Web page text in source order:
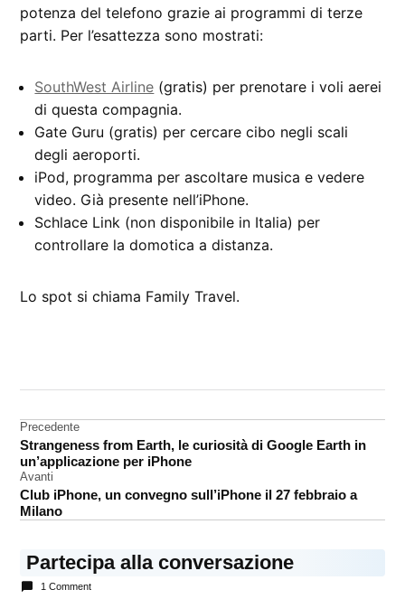
potenza del telefono grazie ai programmi di terze
parti. Per l’esattezza sono mostrati:
SouthWest Airline (gratis) per prenotare i voli aerei
di questa compagnia.
Gate Guru (gratis) per cercare cibo negli scali
degli aeroporti.
iPod, programma per ascoltare musica e vedere
video. Già presente nell’iPhone.
Schlace Link (non disponibile in Italia) per
controllare la domotica a distanza.
Lo spot si chiama Family Travel.
spot
Navigazione
articoli
Precedente
Strangeness from Earth, le curiosità di Google Earth in
un’applicazione per iPhone
Avanti
Club iPhone, un convegno sull’iPhone il 27 febbraio a
Milano
Partecipa alla conversazione
1 Comment